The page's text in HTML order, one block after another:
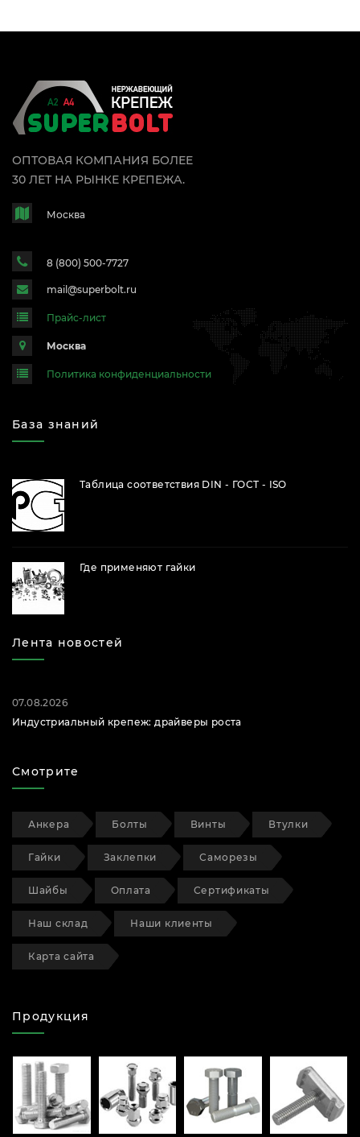
ОПТОВАЯ КОМПАНИЯ БОЛЕЕ
30 ЛЕТ НА РЫНКЕ КРЕПЕЖА.
Москва
8 (800) 500-7727
mail@superbolt.ru
Прайс-лист
Москва
Политика конфиденциальности
База знаний
Таблица соответствия DIN - ГОСТ - ISO
Где применяют гайки
Лента новостей
07.08.2026
Индустриальный крепеж: драйверы роста
Смотрите
Анкера Болты Винты Втулки
Гайки Заклепки Саморезы
Шайбы Оплата Сертификаты
Наш склад Наши клиенты
Карта сайта
Продукция